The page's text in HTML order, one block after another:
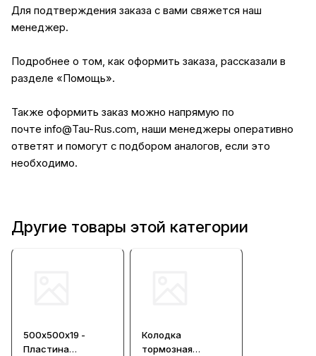
Для подтверждения заказа с вами свяжется наш
менеджер.
Подробнее о том, как оформить заказа, рассказали в
разделе «Помощь».
Также оформить заказ можно напрямую по
почте info@Tau-Rus.com, наши менеджеры оперативно
ответят и помогут с подбором аналогов, если это
необходимо.
Другие товары этой категории
500х500х19 -
Пластина
Колодка
тормозная